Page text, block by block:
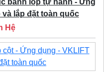
lắp đặt toàn quốc
Hệ